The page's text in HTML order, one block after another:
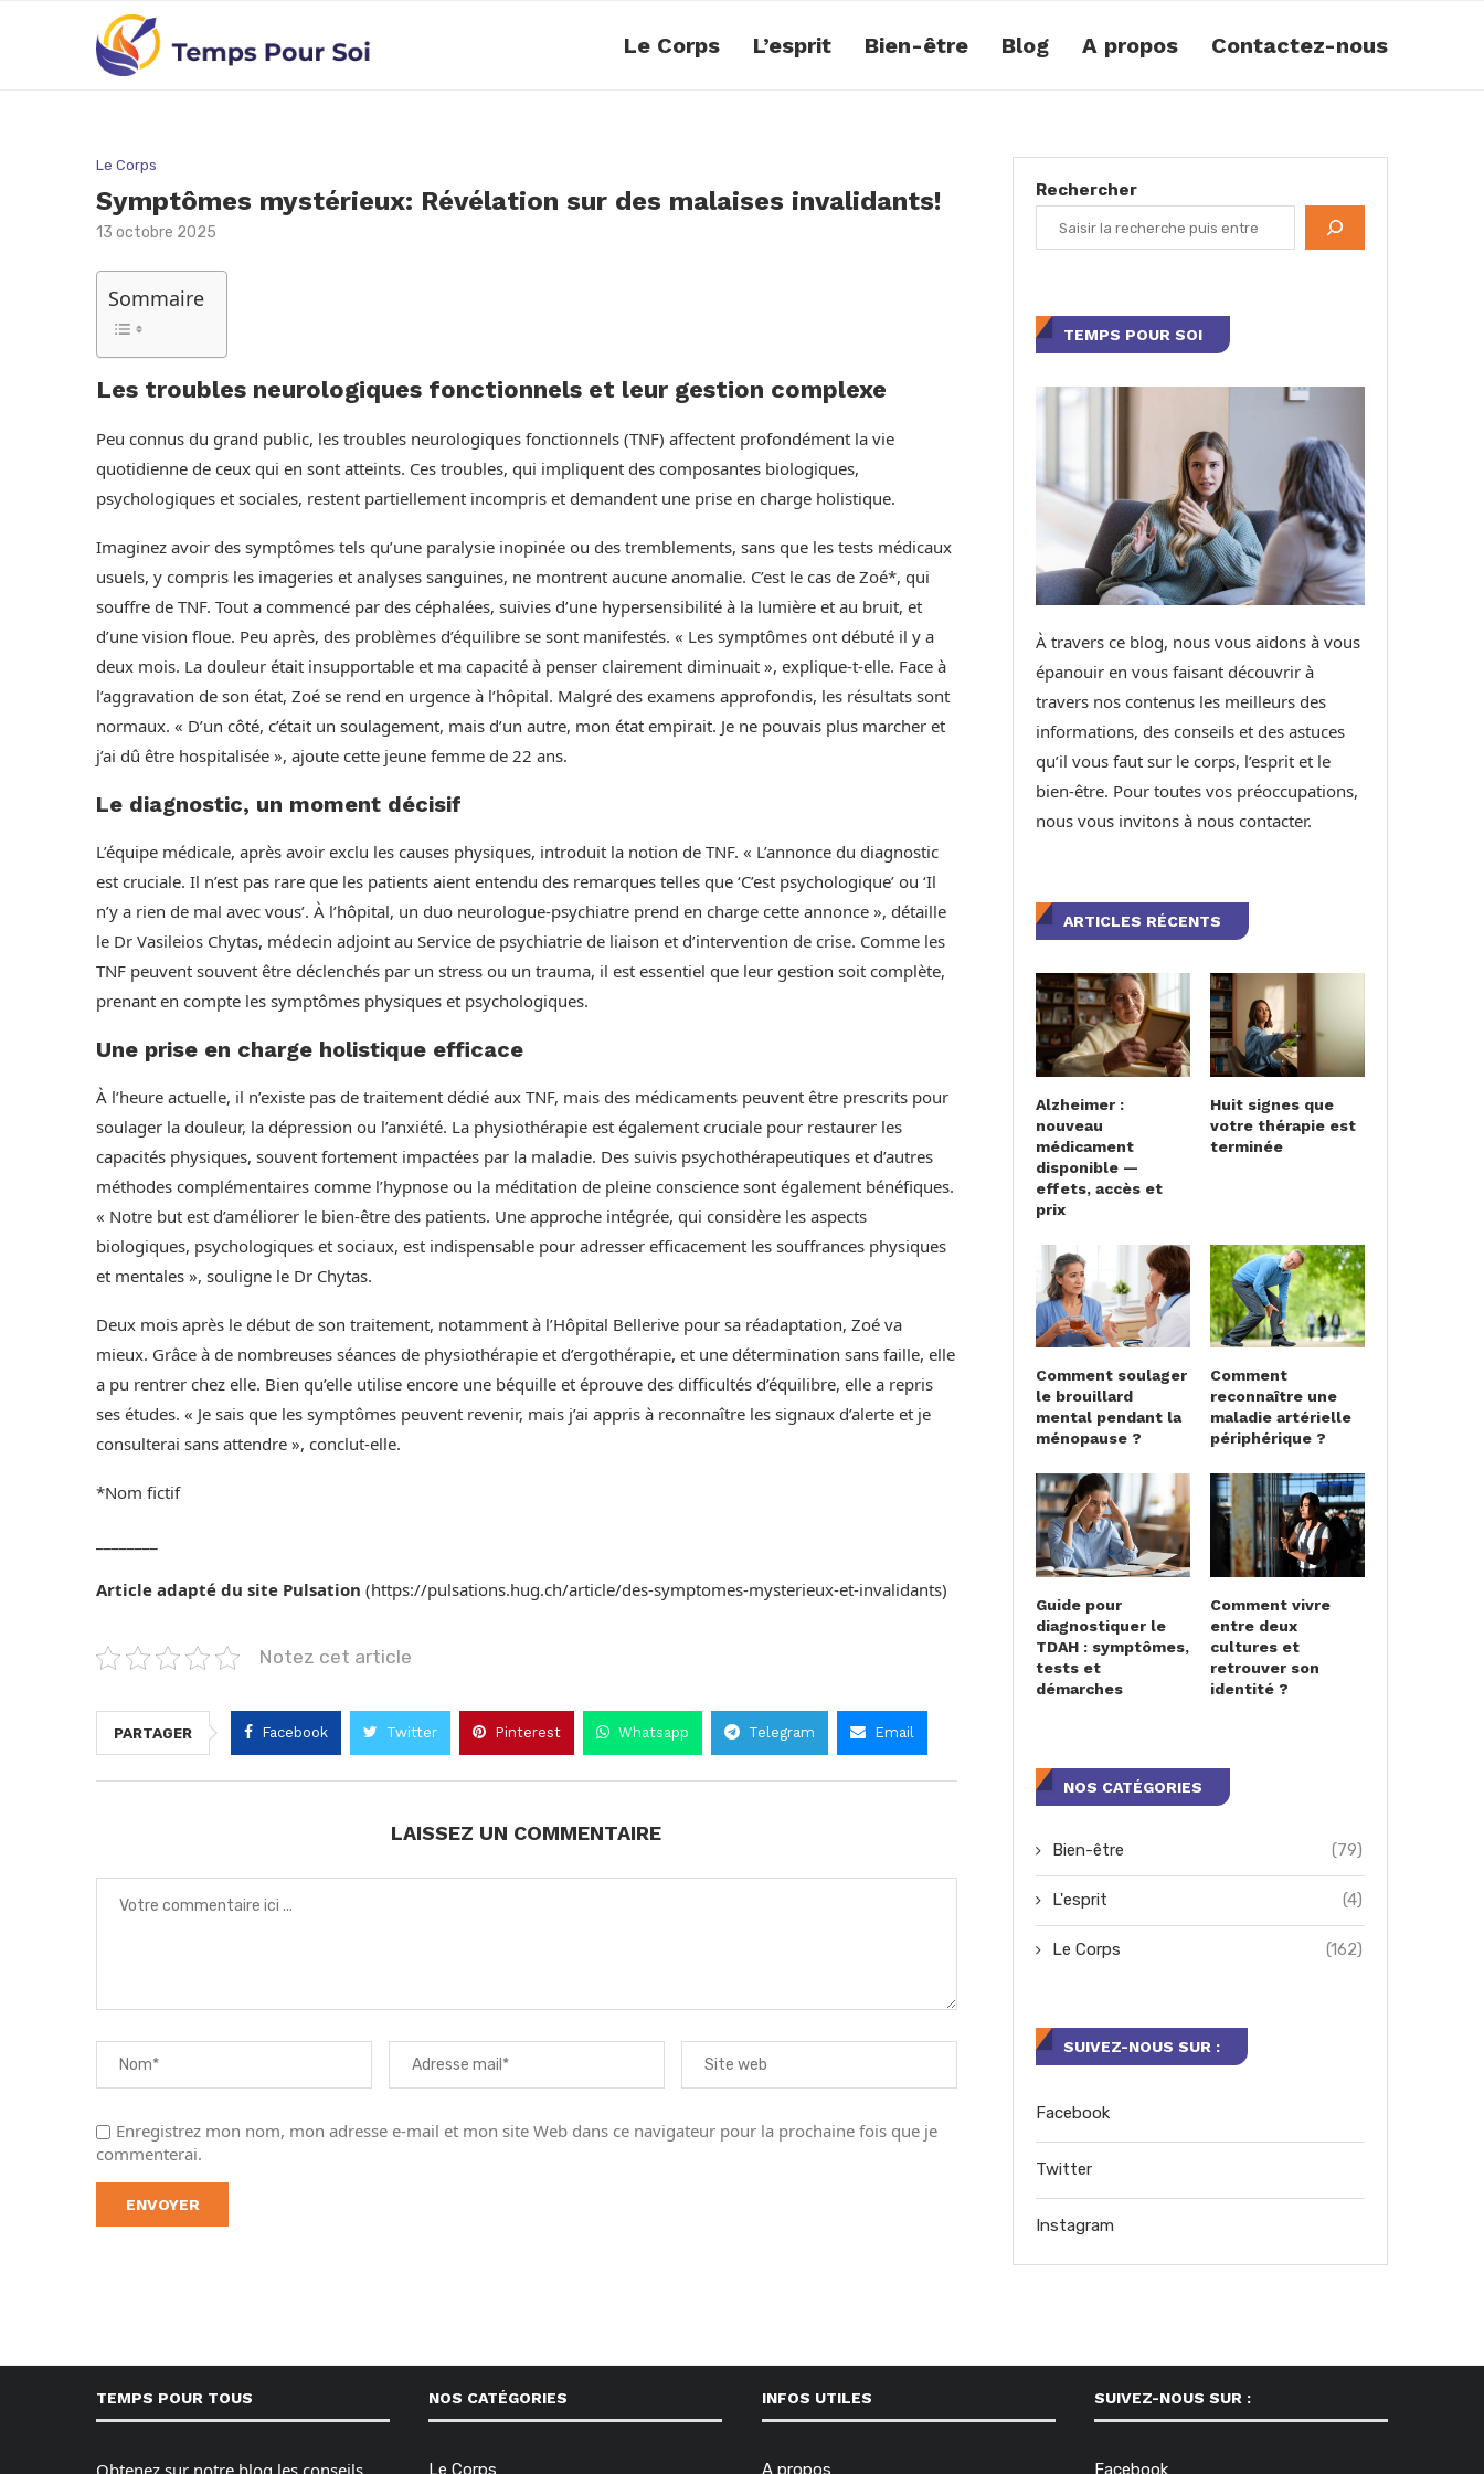
Le Corps L’esprit Bien-être Blog A propos Contactez-nous
Le Corps
Symptômes mystérieux: Révélation sur des malaises invalidants!
13 octobre 2025
Sommaire
Les troubles neurologiques fonctionnels et leur gestion complexe
Peu connus du grand public, les troubles neurologiques fonctionnels (TNF) affectent profondément la vie
quotidienne de ceux qui en sont atteints. Ces troubles, qui impliquent des composantes biologiques,
psychologiques et sociales, restent partiellement incompris et demandent une prise en charge holistique.
Imaginez avoir des symptômes tels qu’une paralysie inopinée ou des tremblements, sans que les tests médicaux
usuels, y compris les imageries et analyses sanguines, ne montrent aucune anomalie. C’est le cas de Zoé*, qui
souffre de TNF. Tout a commencé par des céphalées, suivies d’une hypersensibilité à la lumière et au bruit, et
d’une vision floue. Peu après, des problèmes d’équilibre se sont manifestés. « Les symptômes ont débuté il y a
deux mois. La douleur était insupportable et ma capacité à penser clairement diminuait », explique-t-elle. Face à
l’aggravation de son état, Zoé se rend en urgence à l’hôpital. Malgré des examens approfondis, les résultats sont
normaux. « D’un côté, c’était un soulagement, mais d’un autre, mon état empirait. Je ne pouvais plus marcher et
j’ai dû être hospitalisée », ajoute cette jeune femme de 22 ans.
Le diagnostic, un moment décisif
L’équipe médicale, après avoir exclu les causes physiques, introduit la notion de TNF. « L’annonce du diagnostic
est cruciale. Il n’est pas rare que les patients aient entendu des remarques telles que ‘C’est psychologique’ ou ‘Il
n’y a rien de mal avec vous’. À l’hôpital, un duo neurologue-psychiatre prend en charge cette annonce », détaille
le Dr Vasileios Chytas, médecin adjoint au Service de psychiatrie de liaison et d’intervention de crise. Comme les
TNF peuvent souvent être déclenchés par un stress ou un trauma, il est essentiel que leur gestion soit complète,
prenant en compte les symptômes physiques et psychologiques.
Une prise en charge holistique efficace
À l’heure actuelle, il n’existe pas de traitement dédié aux TNF, mais des médicaments peuvent être prescrits pour
soulager la douleur, la dépression ou l’anxiété. La physiothérapie est également cruciale pour restaurer les
capacités physiques, souvent fortement impactées par la maladie. Des suivis psychothérapeutiques et d’autres
méthodes complémentaires comme l’hypnose ou la méditation de pleine conscience sont également bénéfiques.
« Notre but est d’améliorer le bien-être des patients. Une approche intégrée, qui considère les aspects
biologiques, psychologiques et sociaux, est indispensable pour adresser efficacement les souffrances physiques
et mentales », souligne le Dr Chytas.
Deux mois après le début de son traitement, notamment à l’Hôpital Bellerive pour sa réadaptation, Zoé va
mieux. Grâce à de nombreuses séances de physiothérapie et d’ergothérapie, et une détermination sans faille, elle
a pu rentrer chez elle. Bien qu’elle utilise encore une béquille et éprouve des difficultés d’équilibre, elle a repris
ses études. « Je sais que les symptômes peuvent revenir, mais j’ai appris à reconnaître les signaux d’alerte et je
consulterai sans attendre », conclut-elle.
*Nom fictif
Article adapté du site Pulsation (https://pulsations.hug.ch/article/des-symptomes-mysterieux-et-invalidants)
Notez cet article
PARTAGER Facebook Twitter Pinterest Whatsapp Telegram Email
LAISSEZ UN COMMENTAIRE
Enregistrez mon nom, mon adresse e-mail et mon site Web dans ce navigateur pour la prochaine fois que je
commenterai.
Rechercher
TEMPS POUR SOI
À travers ce blog, nous vous aidons à vous
épanouir en vous faisant découvrir à
travers nos contenus les meilleurs des
informations, des conseils et des astuces
qu’il vous faut sur le corps, l’esprit et le
bien-être. Pour toutes vos préoccupations,
nous vous invitons à nous contacter.
ARTICLES RÉCENTS
Alzheimer :
nouveau
médicament
disponible —
effets, accès et
prix
Huit signes que
votre thérapie est
terminée
Comment soulager
le brouillard
mental pendant la
ménopause ?
Comment
reconnaître une
maladie artérielle
périphérique ?
Guide pour
diagnostiquer le
TDAH : symptômes,
tests et
démarches
Comment vivre
entre deux
cultures et
retrouver son
identité ?
NOS CATÉGORIES
Bien-être (79)
L'esprit (4)
Le Corps (162)
SUIVEZ-NOUS SUR :
Facebook
Twitter
Instagram
TEMPS POUR TOUS
Obtenez sur notre blog les conseils,
NOS CATÉGORIES
Le Corps
INFOS UTILES
A propos
SUIVEZ-NOUS SUR :
Facebook